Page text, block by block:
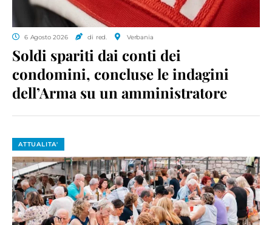
6 Agosto 2026 di red. Verbania
Soldi spariti dai conti dei
condomini, concluse le indagini
dell’Arma su un amministratore
ATTUALITA'